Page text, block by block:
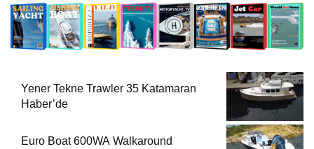
Yener Tekne Trawler 35 Katamaran
Haber’de
Euro Boat 600WA Walkaround